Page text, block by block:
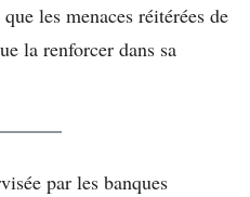
les menaces réitérées de
la renforcer dans sa
par les banques